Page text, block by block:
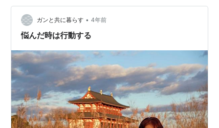
ガンと共に暮らす • 4年前
悩んだ時は行動する